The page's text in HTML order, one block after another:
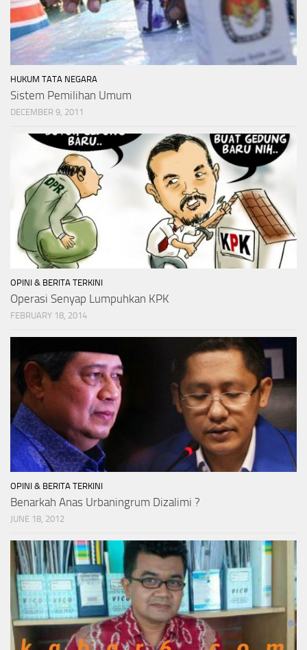
HUKUM TATA NEGARA
Sistem Pemilihan Umum
DECEMBER 9, 2011
OPINI & BERITA TERKINI
Operasi Senyap Lumpuhkan KPK
FEBRUARY 18, 2014
OPINI & BERITA TERKINI
Benarkah Anas Urbaningrum Dizalimi ?
JUNE 18, 2012